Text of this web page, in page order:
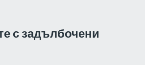
с задълбочени